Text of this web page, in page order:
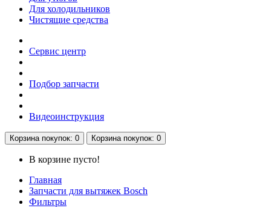
Для холодильников
Чистящие средства
Сервис центр
Подбор запчасти
Видеоинструкция
Корзинапокупок: 0 Корзинапокупок: 0
В корзине пусто!
Главная
Запчасти для вытяжек Bosch
Фильтры